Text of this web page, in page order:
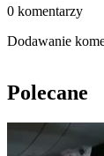
0 komentarzy
Dodawanie
Polecane